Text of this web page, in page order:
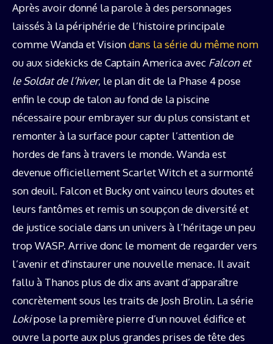
Après avoir donné la parole à des personnages
laissés à la périphérie de l’histoire principale
comme Wanda et Visiondans la série du même nom
ou aux sidekicks de Captain America avec Falcon et
le Soldat de l’hiver, le plan dit de la Phase 4 pose
enfin le coup de talon au fond de la piscine
nécessaire pour embrayer sur du plus consistant et
remonter à la surface pour capter l’attention de
hordes de fans à travers le monde. Wanda est
devenue officiellement Scarlet Witch et a surmonté
son deuil. Falcon et Bucky ont vaincu leurs doutes et
leurs fantômes et remis un soupçon de diversité et
de justice sociale dans un univers à l’héritage un peu
trop WASP. Arrive donc le moment de regarder vers
l’avenir et d'instaurer une nouvelle menace. Il avait
fallu à Thanos plus de dix ans avant d’apparaître
concrètement sous les traits de Josh Brolin. La série
Lokipose la première pierre d’un nouvel édifice et
ouvre la porte aux plus grandes prises de tête des